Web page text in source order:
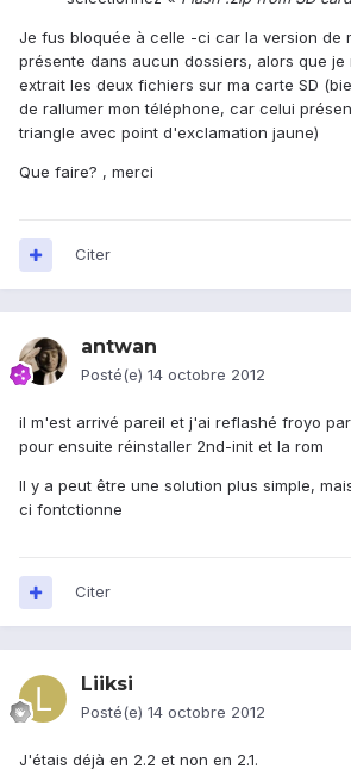
Je fus bloquée à celle -ci car la version de
présente dans aucun dossiers, alors que je
extrait les deux fichiers sur ma carte SD
de rallumer mon téléphone, car celui
triangle avec point d'exclamation jaune)
Que faire? , merci
Citer
antwan
Posté(e) 14 octobre 2012
il m'est arrivé pareil et j'ai reflashé froyo par
pour ensuite réinstaller 2nd-init et la rom
Il y a peut être une solution plus simple,
ci fontctionne
Citer
Liiksi
Posté(e) 14 octobre 2012
J'étais déjà en 2.2 et non en 2.1.